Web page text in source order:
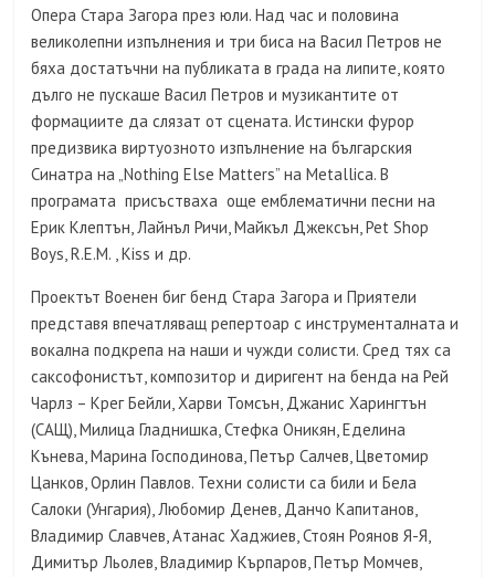
Опера Стара Загора през юли. Над час и половина
великолепни изпълнения и три биса на Васил Петров не
бяха достатъчни на публиката в града на липите, която
дълго не пускаше Васил Петров и музикантите от
формациите да слязат от сцената. Истински фурор
предизвика виртуозното изпълнение на българския
Синатра на „Nothing Else Matters” на Metallica. В
програмата присъстваха още емблематични песни на
Ерик Клептън, Лайнъл Ричи, Майкъл Джeксън, Pet Shop
Boys, R.E.M. , Kiss и др.
Проектът Военен биг бенд Стара Загора и Приятели
представя впечатляващ репертоар с инструменталната и
вокална подкрепа на наши и чужди солисти. Сред тях са
саксофонистът, композитор и диригент на бенда на Рей
Чарлз – Крег Бейли, Харви Томсън, Джанис Харингтън
(САЩ), Милица Гладнишка, Стефка Оникян, Еделина
Кънева, Марина Господинова, Петър Салчев, Цветомир
Цанков, Орлин Павлов. Техни солисти са били и Бела
Салоки (Унгария), Любомир Денев, Данчо Капитанов,
Владимир Славчев, Атанас Хаджиев, Стоян Роянов Я-Я,
Димитър Льолев, Владимир Кърпаров, Петър Момчев,